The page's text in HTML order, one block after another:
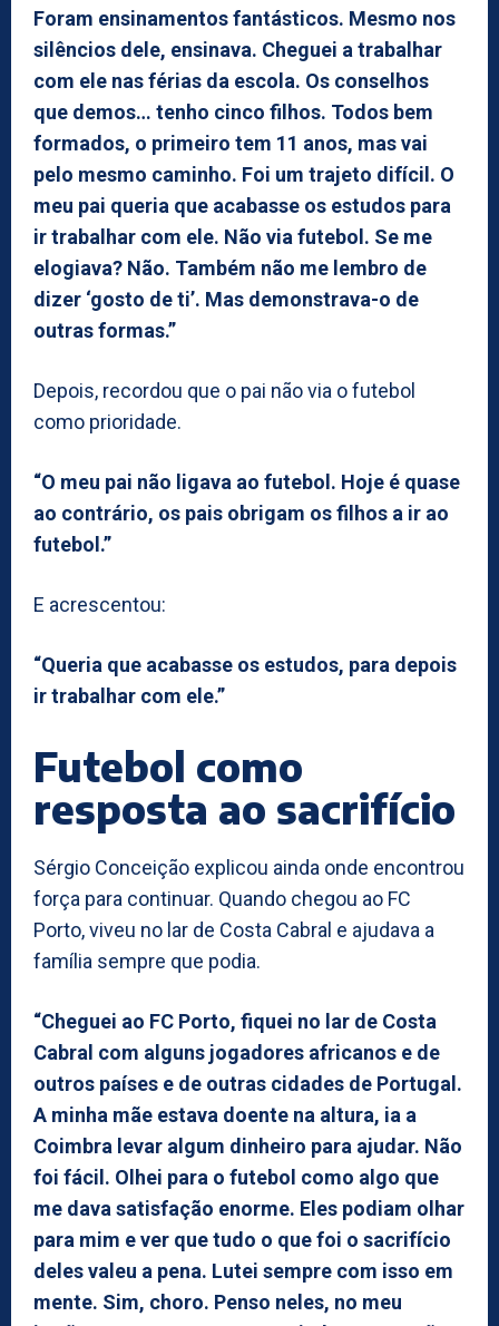
Foram ensinamentos fantásticos. Mesmo nos
silêncios dele, ensinava. Cheguei a trabalhar
com ele nas férias da escola. Os conselhos
que demos… tenho cinco filhos. Todos bem
formados, o primeiro tem 11 anos, mas vai
pelo mesmo caminho. Foi um trajeto difícil. O
meu pai queria que acabasse os estudos para
ir trabalhar com ele. Não via futebol. Se me
elogiava? Não. Também não me lembro de
dizer ‘gosto de ti’. Mas demonstrava-o de
outras formas.”
Depois, recordou que o pai não via o futebol
como prioridade.
“O meu pai não ligava ao futebol. Hoje é quase
ao contrário, os pais obrigam os filhos a ir ao
futebol.”
E acrescentou:
“Queria que acabasse os estudos, para depois
ir trabalhar com ele.”
Futebol como
resposta ao sacrifício
Sérgio Conceição explicou ainda onde encontrou
força para continuar. Quando chegou ao FC
Porto, viveu no lar de Costa Cabral e ajudava a
família sempre que podia.
“Cheguei ao FC Porto, fiquei no lar de Costa
Cabral com alguns jogadores africanos e de
outros países e de outras cidades de Portugal.
A minha mãe estava doente na altura, ia a
Coimbra levar algum dinheiro para ajudar. Não
foi fácil. Olhei para o futebol como algo que
me dava satisfação enorme. Eles podiam olhar
para mim e ver que tudo o que foi o sacrifício
deles valeu a pena. Lutei sempre com isso em
mente. Sim, choro. Penso neles, no meu